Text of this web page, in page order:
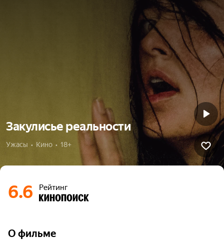
Закулисье реальности
Ужасы  •  Кино  •  18+
6.6 Рейтинг
О фильме